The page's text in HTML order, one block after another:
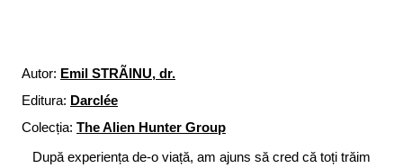
Autor: Emil STRÃINU, dr.
Editura: Darclée
Colecția: The Alien Hunter Group
După experiența de-o viață, am ajuns să cred că toți trăim